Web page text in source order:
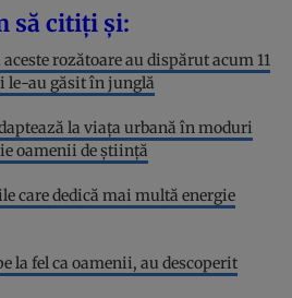
să citiți și:
rozătoare au dispărut acum 11
le-au găsit în junglă
la viața urbană în moduri
oamenii de știință
care dedică mai multă energie
la fel ca oamenii, au descoperit